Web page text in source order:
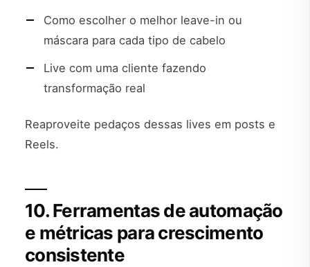
Como escolher o melhor leave-in ou
máscara para cada tipo de cabelo
Live com uma cliente fazendo
transformação real
Reaproveite pedaços dessas lives em posts e
Reels.
10. Ferramentas de automação
e métricas para crescimento
consistente